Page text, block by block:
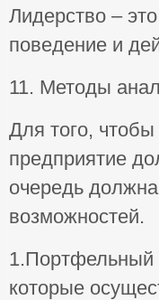
Лидерство –
поведение и
11. Методы
Для того,
предприятие
очередь
возможностей.
1.Портфельный
которые